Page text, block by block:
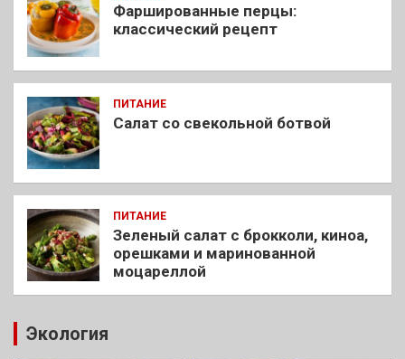
Фаршированные перцы:
классический рецепт
ПИТАНИЕ
Салат со свекольной ботвой
ПИТАНИЕ
Зеленый салат с брокколи, киноа,
орешками и маринованной
моцареллой
Экология